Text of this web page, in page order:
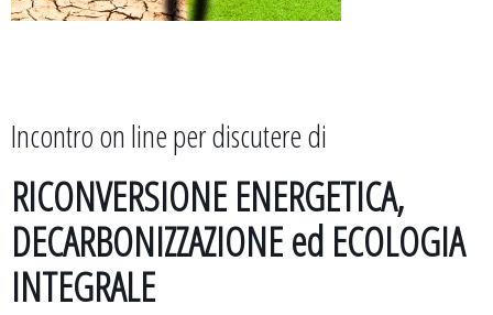
Incontro on line per discutere di
RICONVERSIONE ENERGETICA,
DECARBONIZZAZIONE ed ECOLOGIA
INTEGRALE